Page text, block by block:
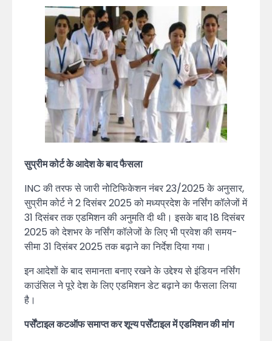
सुप्रीम कोर्ट के आदेश के बाद फैसला
INC की तरफ से जारी नोटिफिकेशन नंबर 23/2025 के अनुसार,
सुप्रीम कोर्ट ने 2 दिसंबर 2025 को मध्यप्रदेश के नर्सिंग कॉलेजों में
31 दिसंबर तक एडमिशन की अनुमति दी थी। इसके बाद 18 दिसंबर
2025 को देशभर के नर्सिंग कॉलेजों के लिए भी प्रवेश की समय-
सीमा 31 दिसंबर 2025 तक बढ़ाने का निर्देश दिया गया।
इन आदेशों के बाद समानता बनाए रखने के उद्देश्य से इंडियन नर्सिंग
काउंसिल ने पूरे देश के लिए एडमिशन डेट बढ़ाने का फैसला लिया
है।
पर्सेंटाइल कटऑफ समाप्त कर शून्य पर्सेंटाइल में एडमिशन की मांग